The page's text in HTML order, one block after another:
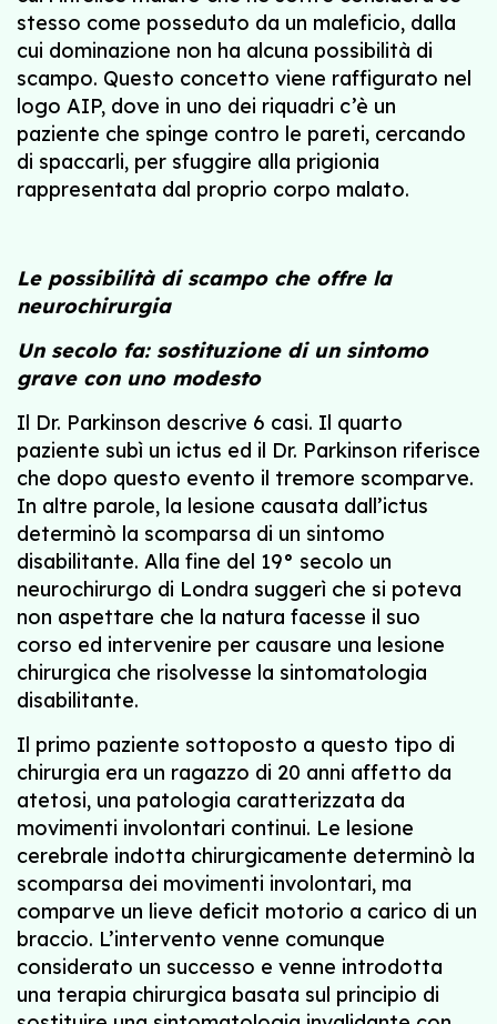
stesso come posseduto da un maleficio, dalla
cui dominazione non ha alcuna possibilità di
scampo. Questo concetto viene raffigurato nel
logo AIP, dove in uno dei riquadri c’è un
paziente che spinge contro le pareti, cercando
di spaccarli, per sfuggire alla prigionia
rappresentata dal proprio corpo malato.
Le possibilità di scampo che offre la
neurochirurgia
Un secolo fa: sostituzione di un sintomo
grave con uno modesto
Il Dr. Parkinson descrive 6 casi. Il quarto
paziente subì un ictus ed il Dr. Parkinson riferisce
che dopo questo evento il tremore scomparve.
In altre parole, la lesione causata dall’ictus
determinò la scomparsa di un sintomo
disabilitante. Alla fine del 19° secolo un
neurochirurgo di Londra suggerì che si poteva
non aspettare che la natura facesse il suo
corso ed intervenire per causare una lesione
chirurgica che risolvesse la sintomatologia
disabilitante.
Il primo paziente sottoposto a questo tipo di
chirurgia era un ragazzo di 20 anni affetto da
atetosi, una patologia caratterizzata da
movimenti involontari continui. Le lesione
cerebrale indotta chirurgicamente determinò la
scomparsa dei movimenti involontari, ma
comparve un lieve deficit motorio a carico di un
braccio. L’intervento venne comunque
considerato un successo e venne introdotta
una terapia chirurgica basata sul principio di